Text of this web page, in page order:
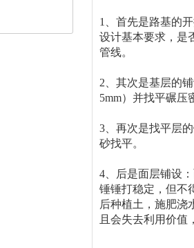
1、首先是路基的
设计基本要求，是
管线。
2、其次是基层的
5mm）并找平碾压
3、再次是找平层
砂找平。
4、后是面层铺设
锤锤打稳定，但不
后种植土，施肥浇
且会失去利用价值